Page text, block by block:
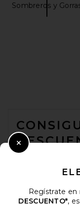
Sombreros y
electrónico. Puede
Email Address
Regístrate
DESCUENTO*,
Close Modal